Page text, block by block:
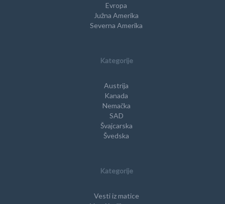
Evropa
Južna Amerika
Severna Amerika
Kategorije
Austrija
Kanada
Nemačka
SAD
Švajcarska
Švedska
Kategorije
Vesti iz matice